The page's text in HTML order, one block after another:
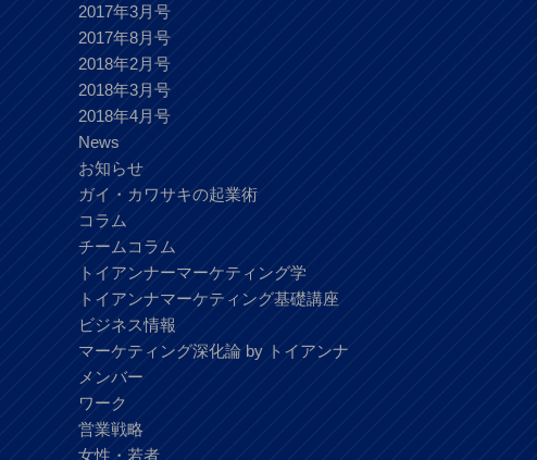
2017年3月号
2017年8月号
2018年2月号
2018年3月号
2018年4月号
News
お知らせ
ガイ・カワサキの起業術
コラム
チームコラム
トイアンナーマーケティング学
トイアンナマーケティング基礎講座
ビジネス情報
マーケティング深化論 by トイアンナ
メンバー
ワーク
営業戦略
女性・若者